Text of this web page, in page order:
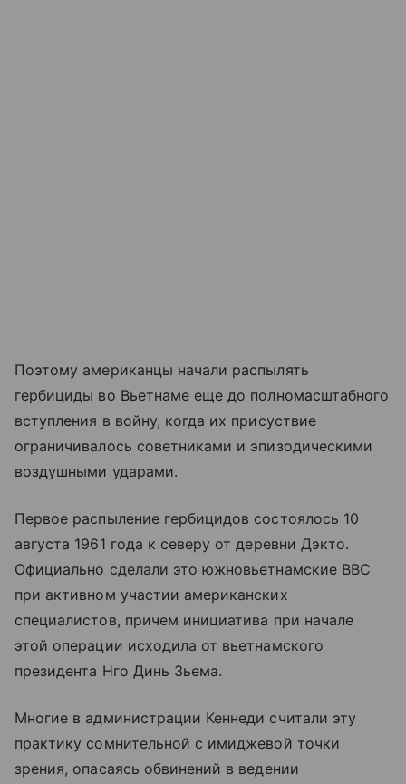
Поэтому американцы начали распылять
гербициды во Вьетнаме еще до полномасштабного
вступления в войну, когда их присуствие
ограничивалось советниками и эпизодическими
воздушными ударами.
Первое распыление гербицидов состоялось 10
августа 1961 года к северу от деревни Дэкто.
Официально сделали это южновьетнамские ВВС
при активном участии американских
специалистов, причем инициатива при начале
этой операции исходила от вьетнамского
президента Нго Динь Зьема.
Многие в администрации Кеннеди считали эту
практику сомнительной с имиджевой точки
зрения, опасаясь обвинений в ведении